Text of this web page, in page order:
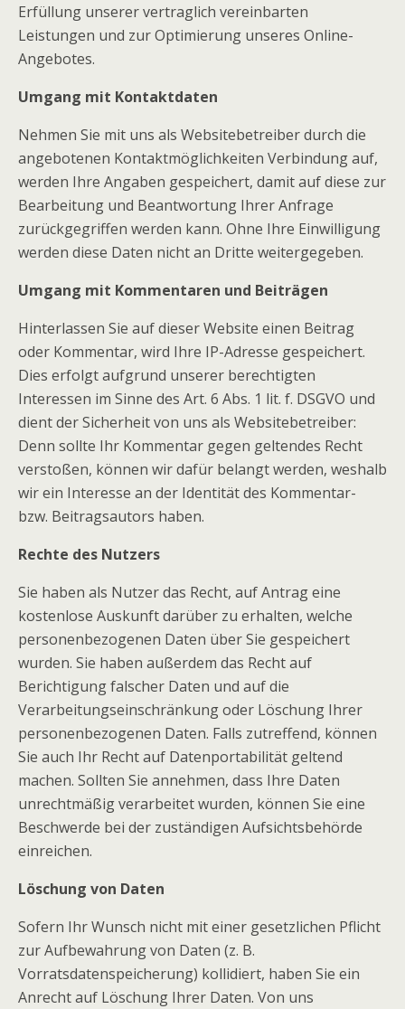
Erfüllung unserer vertraglich vereinbarten
Leistungen und zur Optimierung unseres Online-
Angebotes.
Umgang mit Kontaktdaten
Nehmen Sie mit uns als Websitebetreiber durch die
angebotenen Kontaktmöglichkeiten Verbindung auf,
werden Ihre Angaben gespeichert, damit auf diese zur
Bearbeitung und Beantwortung Ihrer Anfrage
zurückgegriffen werden kann. Ohne Ihre Einwilligung
werden diese Daten nicht an Dritte weitergegeben.
Umgang mit Kommentaren und Beiträgen
Hinterlassen Sie auf dieser Website einen Beitrag
oder Kommentar, wird Ihre IP-Adresse gespeichert.
Dies erfolgt aufgrund unserer berechtigten
Interessen im Sinne des Art. 6 Abs. 1 lit. f. DSGVO und
dient der Sicherheit von uns als Websitebetreiber:
Denn sollte Ihr Kommentar gegen geltendes Recht
verstoßen, können wir dafür belangt werden, weshalb
wir ein Interesse an der Identität des Kommentar-
bzw. Beitragsautors haben.
Rechte des Nutzers
Sie haben als Nutzer das Recht, auf Antrag eine
kostenlose Auskunft darüber zu erhalten, welche
personenbezogenen Daten über Sie gespeichert
wurden. Sie haben außerdem das Recht auf
Berichtigung falscher Daten und auf die
Verarbeitungseinschränkung oder Löschung Ihrer
personenbezogenen Daten. Falls zutreffend, können
Sie auch Ihr Recht auf Datenportabilität geltend
machen. Sollten Sie annehmen, dass Ihre Daten
unrechtmäßig verarbeitet wurden, können Sie eine
Beschwerde bei der zuständigen Aufsichtsbehörde
einreichen.
Löschung von Daten
Sofern Ihr Wunsch nicht mit einer gesetzlichen Pflicht
zur Aufbewahrung von Daten (z. B.
Vorratsdatenspeicherung) kollidiert, haben Sie ein
Anrecht auf Löschung Ihrer Daten. Von uns